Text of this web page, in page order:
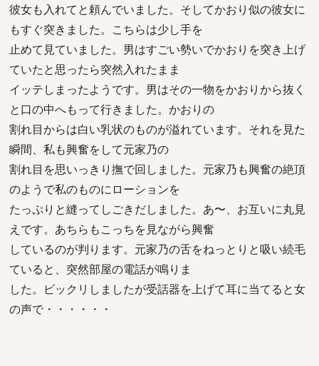
彼女も入れてと頼んでいました。そしてかおり似の彼女に
もすぐ突きました。こちらは少し手を
止めて見ていました。男はすごい勢いでかおりを突き上げ
ていたと思ったら突然入れたまま
イッテしまったようです。男はその一物をかおりから抜く
と口の中へもって行きました。かおりの
割れ目からは白い乳状のものが溢れています。それを見た
瞬間、私も興奮をして元家乃の
割れ目を思いっきり撫で回しました。元家乃も興奮の絶頂
のようで私のものにローションを
たっぷりと縫ってしごきだしました。あ〜、お互いに丸見
えです。あちらもこっちを見ながら興奮
しているのが判ります。元家乃の舌をねっとりと吸い続毛
ていると、突然部屋の電話が鳴りま
した。ビックリしましたが受話器を上げて耳に当てると女
の声で・・・・・・